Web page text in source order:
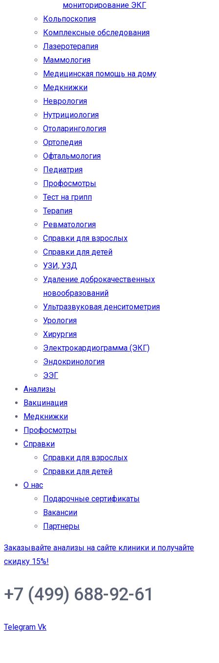
мониторирование ЭКГ
Кольпоскопия
Комплексные обследования
Лазеротерапия
Маммология
Медицинская помощь на дому
Медкнижки
Неврология
Нутрициология
Отоларингология
Ортопедия
Офтальмология
Педиатрия
Профосмотры
Тест на грипп
Терапия
Ревматология
Справки для взрослых
Справки для детей
УЗИ, УЗД
Удаление доброкачественных
новообразований
Ультразвуковая денситометрия
Урология
Хирургия
Электрокардиограмма (ЭКГ)
Эндокринология
ЭЭГ
Анализы
Вакцинация
Медкнижки
Профосмотры
Справки
Справки для взрослых
Справки для детей
О нас
Подарочные сертификаты
Вакансии
Партнеры
Заказывайте анализы на сайте клиники и получайте
скидку 15%!
+7 (499) 688-92-61
Telegram Vk